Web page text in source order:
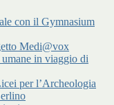
con il Gymnasium
Medi@vox
in viaggio di
per l’Archeologia